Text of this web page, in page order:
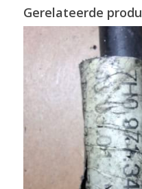
Gerelateerde